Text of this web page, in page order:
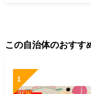
ク 日用品 水分補給 まとめ
い おすすめ 静岡茶 飲料水
この自治体のおすす
1